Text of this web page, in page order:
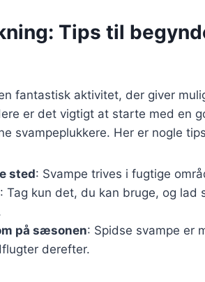
Tips til
fantastisk aktivitet, der giver
er det vigtigt at starte med en
svampeplukkere. Her er nogle
sted: Svampe trives i fugtige
: Tag kun det, du kan bruge, og lad
på sæsonen: Spidse svampe er
derefter.